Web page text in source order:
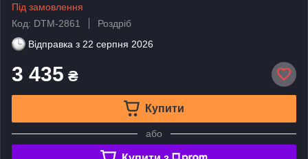
Під замовлення
Код: DTM-2861
Роздріб
Відправка з 22 серпня 2026
3 435 ₴
Купити
або